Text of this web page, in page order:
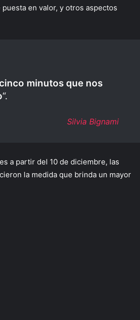
en valor, y otros aspectos
minutos que nos
“.
Silvia Bignami
a partir del 10 de diciembre, las
la medida que brinda un mayor